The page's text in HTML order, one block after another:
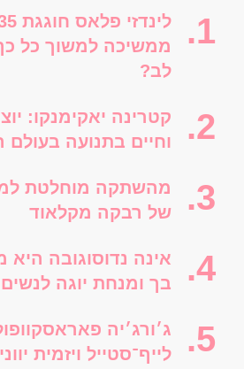
ממשיכה למשוך כל
לב?
קטרינה יאקימנקו:
וחיים בתנועה בעולם
מהשתקה מוחלטת
של רבקה מקלאוד
אינה נדוסוגובה
בך ומנחת יוגה לנשים
ג׳ורג׳יה
לייף־סטייל ויזמית